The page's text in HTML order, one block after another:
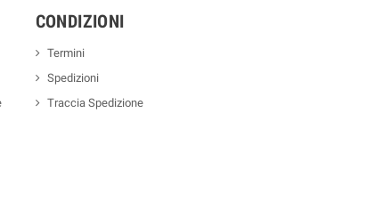
CONDIZIONI
Termini
Spedizioni
Traccia Spedizione